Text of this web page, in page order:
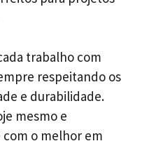
trabalho com
respeitando os
e durabilidade.
mesmo e
o melhor em